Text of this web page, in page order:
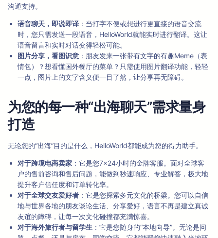
沟通支持。
语音聊天，即说即译 ：当打字不便或想进行更直接的语音交流
时，您只需发送一段语音，HelloWorld就能实时进行翻译。这让
语音留言和实时对话变得轻松可能。
图片分享，看图识意 ：朋友发来一张带有文字的有趣Meme（表
情包）？想看懂国外餐厅的菜单？只需使用图片翻译功能，轻轻
一点，图片上的文字含义便一目了然，让分享再无障碍。
为您的每一种“出海聊天”需求量身
打造
无论您的“出海”目的是什么，HelloWorld都能成为您的得力助手。
对于跨境电商卖家 ：它是您7×24小时的金牌客服。面对全球客
户的售前咨询和售后问题，能做到秒速响应、专业解答，极大地
提升客户信任度和订单转化率。
对于全球交友爱好者 ：它是您探索多元文化的桥梁。您可以自信
地与世界各地的朋友谈论生活、分享爱好，语言不再是建立真诚
友谊的障碍，让每一次文化碰撞都充满惊喜。
对于海外旅行者与留学生 ：它是您随身的“本地向导”。无论是问